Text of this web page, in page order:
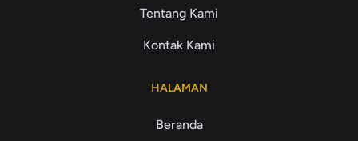
Tentang Kami
Kontak Kami
HALAMAN
Beranda